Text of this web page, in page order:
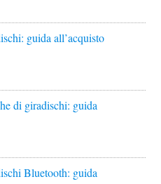
guida all’acquisto
di giradischi: guida
Bluetooth: guida